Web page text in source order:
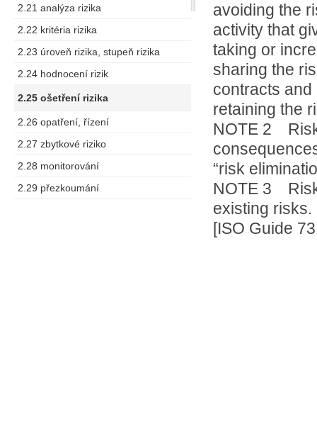
2.21 analýza rizika
2.22 kritéria rizika
2.23 úroveň rizika, stupeň rizika
2.24 hodnocení rizik
2.25 ošetření rizika
2.26 opatření, řízení
2.27 zbytkové riziko
2.28 monitorování
2.29 přezkoumání
avoiding the
activity that
taking or
sharing the
contracts
retaining the
NOTE 2
“risk
NOTE 3
existing risks.
[ISO Guide